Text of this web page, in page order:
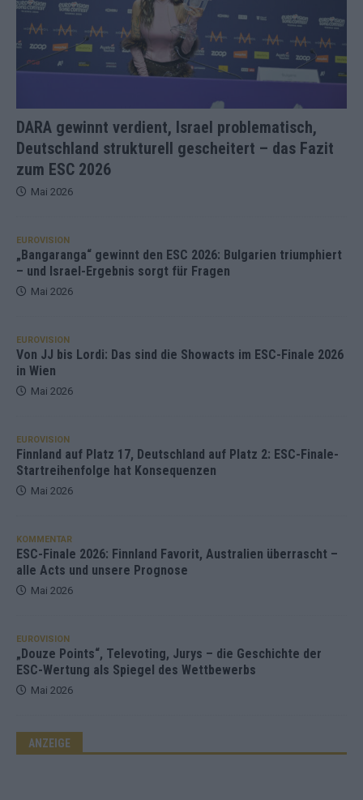
DARA gewinnt verdient, Israel problematisch,
Deutschland strukturell gescheitert – das Fazit
zum ESC 2026
Mai 2026
EUROVISION
„Bangaranga“ gewinnt den ESC 2026: Bulgarien triumphiert
– und Israel-Ergebnis sorgt für Fragen
Mai 2026
EUROVISION
Von JJ bis Lordi: Das sind die Showacts im ESC-Finale 2026
in Wien
Mai 2026
EUROVISION
Finnland auf Platz 17, Deutschland auf Platz 2: ESC-Finale-
Startreihenfolge hat Konsequenzen
Mai 2026
KOMMENTAR
ESC-Finale 2026: Finnland Favorit, Australien überrascht –
alle Acts und unsere Prognose
Mai 2026
EUROVISION
„Douze Points“, Televoting, Jurys – die Geschichte der
ESC-Wertung als Spiegel des Wettbewerbs
Mai 2026
ANZEIGE